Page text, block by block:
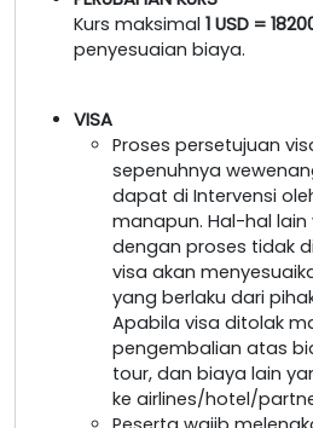
Kurs maksimal 1 USD =
penyesuaian biaya.
VISA
Proses persetujuan
sepenuhnya
dapat di Intervensi
manapun. Hal-hal
dengan proses tidak
visa akan
yang berlaku dari
Apabila visa ditolak
pengembalian atas
tour, dan biaya lain
ke airlines/hotel/